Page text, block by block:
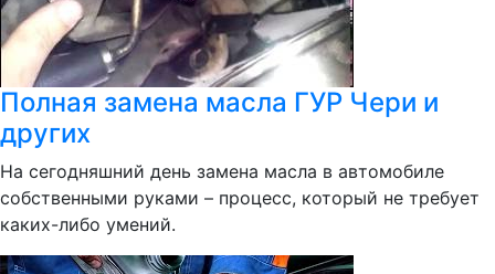
Полная замена масла ГУР Чери и
других
На сегодняшний день замена масла в автомобиле
собственными руками – процесс, который не требует
каких-либо умений.